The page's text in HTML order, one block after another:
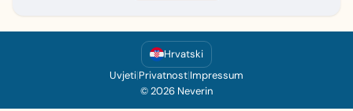
Hrvatski
Uvjeti|Privatnost|Impressum
© 2026 Neverin